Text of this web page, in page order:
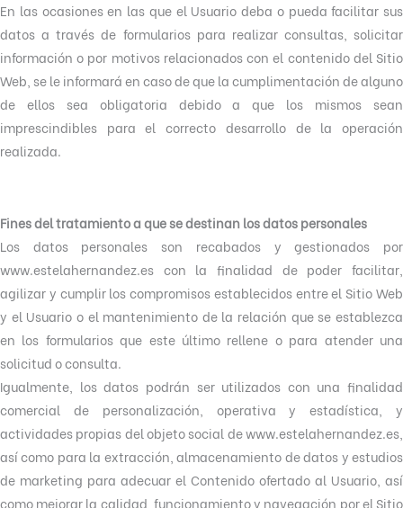
En las ocasiones en las que el Usuario deba o pueda facilitar sus
datos a través de formularios para realizar consultas, solicitar
información o por motivos relacionados con el contenido del Sitio
Web, se le informará en caso de que la cumplimentación de alguno
de ellos sea obligatoria debido a que los mismos sean
imprescindibles para el correcto desarrollo de la operación
realizada.
Fines del tratamiento a que se destinan los datos personales
Los datos personales son recabados y gestionados por
www.estelahernandez.es con la finalidad de poder facilitar,
agilizar y cumplir los compromisos establecidos entre el Sitio Web
y el Usuario o el mantenimiento de la relación que se establezca
en los formularios que este último rellene o para atender una
solicitud o consulta.
Igualmente, los datos podrán ser utilizados con una finalidad
comercial de personalización, operativa y estadística, y
actividades propias del objeto social de www.estelahernandez.es,
así como para la extracción, almacenamiento de datos y estudios
de marketing para adecuar el Contenido ofertado al Usuario, así
como mejorar la calidad, funcionamiento y navegación por el Sitio